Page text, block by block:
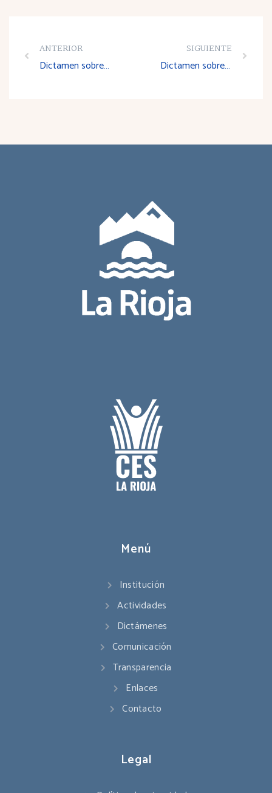
ANTERIOR
Dictamen sobre el Anteproyecto de Ley de ordenación de la actividad comercial y las instituciones feriales en la Comunidad Autónoma de La Rioja
SIGUIENTE
Dictamen sobre el Anteproyecto de Ley de estadística de La Rioja
Menú
Institución
Actividades
Dictámenes
Comunicación
Transparencia
Enlaces
Contacto
Legal